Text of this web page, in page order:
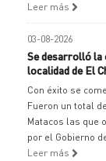
Leer más
03-08-2026
Se desarrolló la
localidad de El
Con éxito se
Fueron un total
Matacos las que
por el Gobierno
Leer más